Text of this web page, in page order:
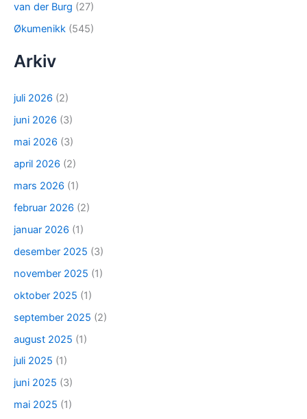
van der Burg (27)
Økumenikk (545)
Arkiv
juli 2026 (2)
juni 2026 (3)
mai 2026 (3)
april 2026 (2)
mars 2026 (1)
februar 2026 (2)
januar 2026 (1)
desember 2025 (3)
november 2025 (1)
oktober 2025 (1)
september 2025 (2)
august 2025 (1)
juli 2025 (1)
juni 2025 (3)
mai 2025 (1)